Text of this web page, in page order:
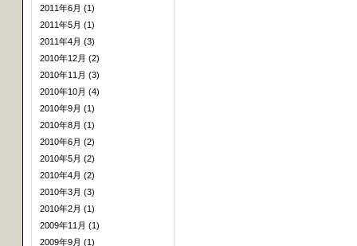
2011年6月 (1)
2011年5月 (1)
2011年4月 (3)
2010年12月 (2)
2010年11月 (3)
2010年10月 (4)
2010年9月 (1)
2010年8月 (1)
2010年6月 (2)
2010年5月 (2)
2010年4月 (2)
2010年3月 (3)
2010年2月 (1)
2009年11月 (1)
2009年9月 (1)